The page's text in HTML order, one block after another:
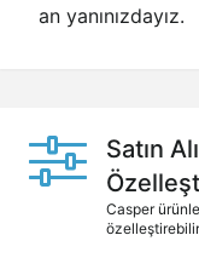
an yanınızdayız.
Satın
Casper